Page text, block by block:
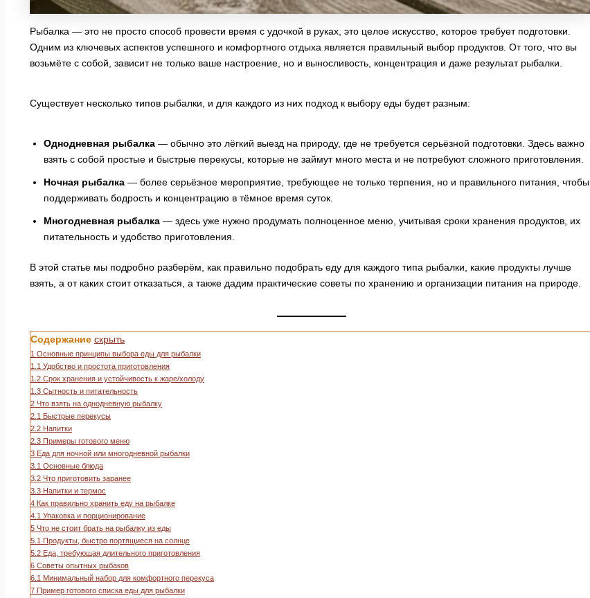
Рыбалка — это не просто способ провести время с удочкой в руках, это целое искусство, которое требует подготовки.
Одним из ключевых аспектов успешного и комфортного отдыха является правильный выбор продуктов. От того, что вы
возьмёте с собой, зависит не только ваше настроение, но и выносливость, концентрация и даже результат рыбалки.
Существует несколько типов рыбалки, и для каждого из них подход к выбору еды будет разным:
Однодневная рыбалка — обычно это лёгкий выезд на природу, где не требуется серьёзной подготовки. Здесь важно
взять с собой простые и быстрые перекусы, которые не займут много места и не потребуют сложного приготовления.
Ночная рыбалка — более серьёзное мероприятие, требующее не только терпения, но и правильного питания, чтобы
поддерживать бодрость и концентрацию в тёмное время суток.
Многодневная рыбалка — здесь уже нужно продумать полноценное меню, учитывая сроки хранения продуктов, их
питательность и удобство приготовления.
В этой статье мы подробно разберём, как правильно подобрать еду для каждого типа рыбалки, какие продукты лучше
взять, а от каких стоит отказаться, а также дадим практические советы по хранению и организации питания на природе.
Содержание скрыть
1 Основные принципы выбора еды для рыбалки
1.1 Удобство и простота приготовления
1.2 Срок хранения и устойчивость к жаре/холоду
1.3 Сытность и питательность
2 Что взять на однодневную рыбалку
2.1 Быстрые перекусы
2.2 Напитки
2.3 Примеры готового меню
3 Еда для ночной или многодневной рыбалки
3.1 Основные блюда
3.2 Что приготовить заранее
3.3 Напитки и термос
4 Как правильно хранить еду на рыбалке
4.1 Упаковка и порционирование
5 Что не стоит брать на рыбалку из еды
5.1 Продукты, быстро портящиеся на солнце
5.2 Еда, требующая длительного приготовления
6 Советы опытных рыбаков
6.1 Минимальный набор для комфортного перекуса
7 Пример готового списка еды для рыбалки